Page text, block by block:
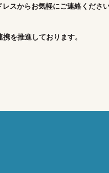
スからお気軽にご連絡くださ
を推進しております。